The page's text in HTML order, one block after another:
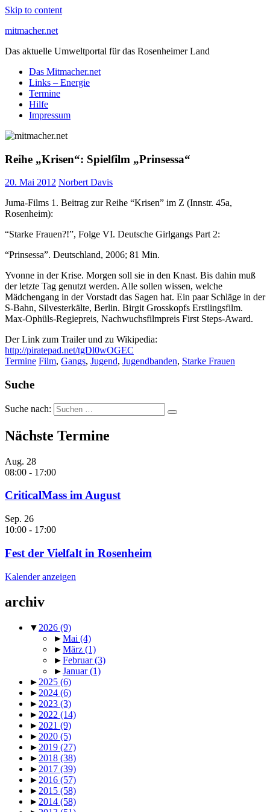
Skip to content
mitmacher.net
Das aktuelle Umweltportal für das Rosenheimer Land
Das Mitmacher.net
Links – Energie
Termine
Hilfe
Impressum
Reihe „Krisen“: Spielfilm „Prinsessa“
20. Mai 2012 Norbert Davis
Juma-Films 1. Beitrag zur Reihe “Krisen” im Z (Innstr. 45a,
Rosenheim):
“Starke Frauen?!”, Folge VI. Deutsche Girlgangs Part 2:
“Prinsessa”. Deutschland, 2006; 81 Min.
Yvonne in der Krise. Morgen soll sie in den Knast. Bis dahin muß
der letzte Tag genutzt werden. Alle sollen wissen, welche
Mädchengang in der Vorstadt das Sagen hat. Ein paar Schläge in der
S-Bahn, Silvesterkälte, Berlin. Birgit Grosskopfs Erstlingsfilm.
Max-Ophüls-Regiepreis, Nachwuchsfilmpreis First Steps-Award.
Der Link zum Trailer und zu Wikipedia:
http://piratepad.net/tgDl0wOGEC
Termine Film, Gangs, Jugend, Jugendbanden, Starke Frauen
Suche
Suche nach:
Nächste Termine
Aug. 28
08:00 - 17:00
CriticalMass im August
Sep. 26
10:00 - 17:00
Fest der Vielfalt in Rosenheim
Kalender anzeigen
archiv
▼ 2026 (9)
►Mai (4)
►März (1)
►Februar(3)
►Januar(1)
► 2025 (6)
► 2024 (6)
► 2023 (3)
► 2022 (14)
► 2021 (9)
► 2020 (5)
► 2019 (27)
► 2018 (38)
► 2017 (39)
► 2016 (57)
► 2015 (58)
► 2014 (58)